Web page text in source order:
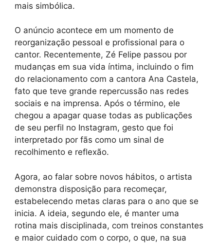
mais simbólica.
O anúncio acontece em um momento de
reorganização pessoal e profissional para o
cantor. Recentemente, Zé Felipe passou por
mudanças em sua vida íntima, incluindo o fim
do relacionamento com a cantora Ana Castela,
fato que teve grande repercussão nas redes
sociais e na imprensa. Após o término, ele
chegou a apagar quase todas as publicações
de seu perfil no Instagram, gesto que foi
interpretado por fãs como um sinal de
recolhimento e reflexão.
Agora, ao falar sobre novos hábitos, o artista
demonstra disposição para recomeçar,
estabelecendo metas claras para o ano que se
inicia. A ideia, segundo ele, é manter uma
rotina mais disciplinada, com treinos constantes
e maior cuidado com o corpo, o que, na sua